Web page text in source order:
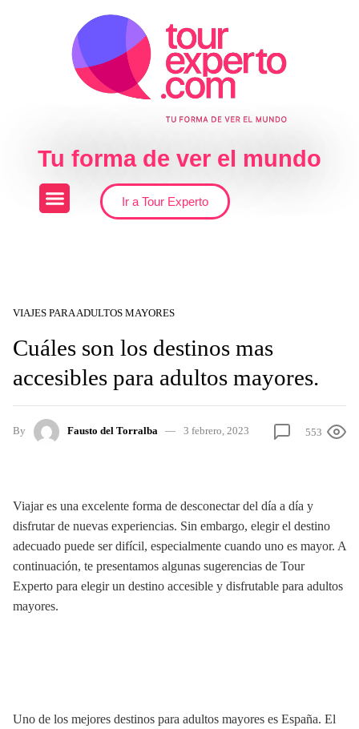
Tu forma de ver el mundo
Ir a Tour Experto
VIAJES PARA ADULTOS MAYORES
Cuáles son los destinos mas
accesibles para adultos mayores.
By Fausto del Torralba 3 febrero, 2023 553
Viajar es una excelente forma de desconectar del día a día y
disfrutar de nuevas experiencias. Sin embargo, elegir el destino
adecuado puede ser difícil, especialmente cuando uno es mayor. A
continuación, te presentamos algunas sugerencias de Tour
Experto para elegir un destino accesible y disfrutable para adultos
mayores.
Uno de los mejores destinos para adultos mayores es España. El